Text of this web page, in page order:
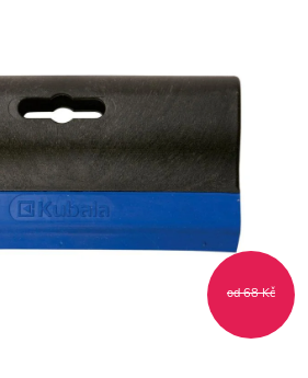
od 68 Kč